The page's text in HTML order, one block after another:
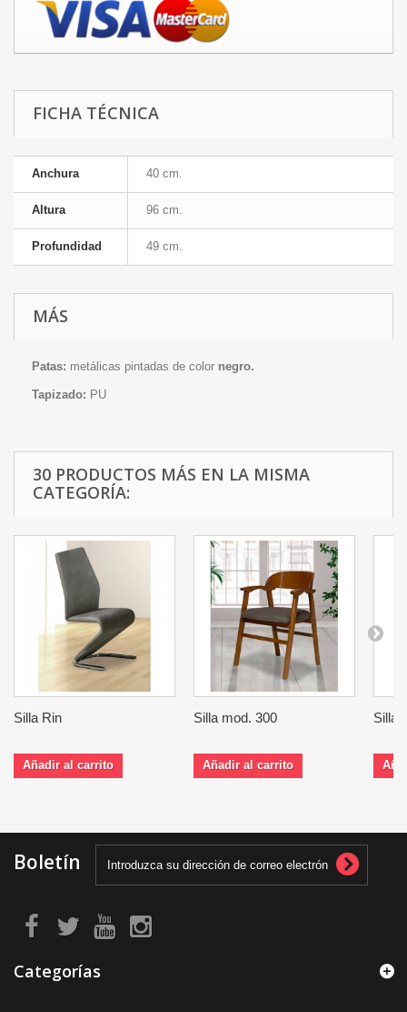
FICHA TÉCNICA
Anchura 40 cm.
Altura 96 cm.
Profundidad 49 cm.
MÁS
Patas: metálicas pintadas de color negro.
Tapizado: PU
30 PRODUCTOS MÁS EN LA MISMA
CATEGORÍA:
Silla Rin
Añadir al carrito
Silla mod. 300
Añadir al carrito
Silla
Boletín
Categorías